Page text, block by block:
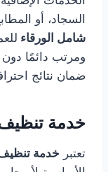
السجاد، أو
شامل الورقاء
ومرتب دائمًا
ضمان نتائج
خدمة تنظيف
تعتبر خدمة تنظيف